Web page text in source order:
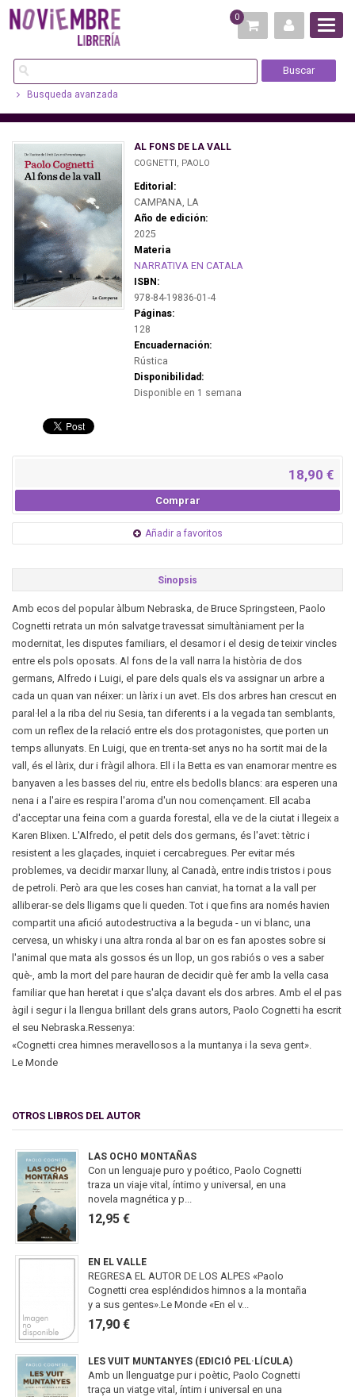
0
Busqueda avanzada
AL FONS DE LA VALL
COGNETTI, PAOLO
Editorial:
CAMPANA, LA
Año de edición:
2025
Materia
NARRATIVA EN CATALA
ISBN:
978-84-19836-01-4
Páginas:
128
Encuadernación:
Rústica
Disponibilidad:
Disponible en 1 semana
18,90 €
Comprar
Añadir a favoritos
Sinopsis
Amb ecos del popular àlbum Nebraska, de Bruce Springsteen, Paolo
Cognetti retrata un món salvatge travessat simultàniament per la
modernitat, les disputes familiars, el desamor i el desig de teixir vincles
entre els pols oposats. Al fons de la vall narra la història de dos
germans, Alfredo i Luigi, el pare dels quals els va assignar un arbre a
cada un quan van néixer: un làrix i un avet. Els dos arbres han crescut en
paral·lel a la riba del riu Sesia, tan diferents i a la vegada tan semblants,
com un reflex de la relació entre els dos protagonistes, que porten un
temps allunyats. En Luigi, que en trenta-set anys no ha sortit mai de la
vall, és el làrix, dur i fràgil alhora. Ell i la Betta es van enamorar mentre es
banyaven a les basses del riu, entre els bedolls blancs: ara esperen una
nena i a l'aire es respira l'aroma d'un nou començament. Ell acaba
d'acceptar una feina com a guarda forestal, ella ve de la ciutat i llegeix a
Karen Blixen. L'Alfredo, el petit dels dos germans, és l'avet: tètric i
resistent a les glaçades, inquiet i cercabregues. Per evitar més
problemes, va decidir marxar lluny, al Canadà, entre indis tristos i pous
de petroli. Però ara que les coses han canviat, ha tornat a la vall per
alliberar-se dels lligams que li queden. Tot i que fins ara només havien
compartit una afició autodestructiva a la beguda - un vi blanc, una
cervesa, un whisky i una altra ronda al bar on es fan apostes sobre si
l'animal que mata als gossos és un llop, un gos rabiós o ves a saber
què-, amb la mort del pare hauran de decidir què fer amb la vella casa
familiar que han heretat i que s'alça davant els dos arbres. Amb el el pas
àgil i segur i la llengua brillant dels grans autors, Paolo Cognetti ha escrit
el seu Nebraska.Ressenya:
«Cognetti crea himnes meravellosos a la muntanya i la seva gent».
Le Monde
OTROS LIBROS DEL AUTOR
LAS OCHO MONTAÑAS
Con un lenguaje puro y poético, Paolo Cognetti
traza un viaje vital, íntimo y universal, en una
novela magnética y p...
12,95 €
EN EL VALLE
REGRESA EL AUTOR DE LOS ALPES «Paolo
Cognetti crea espléndidos himnos a la montaña
y a sus gentes».Le Monde «En el v...
17,90 €
LES VUIT MUNTANYES (EDICIÓ PEL·LÍCULA)
Amb un llenguatge pur i poètic, Paolo Cognetti
traça un viatge vital, íntim i universal en una